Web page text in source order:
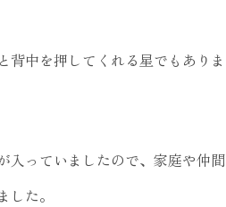
背中を押してくれる星でもありま
入っていましたので、家庭や仲間
た。